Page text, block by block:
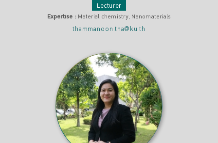
Lecturer
Expertise : Material chemistry, Nanomaterials
thammanoon.tha@ku.th